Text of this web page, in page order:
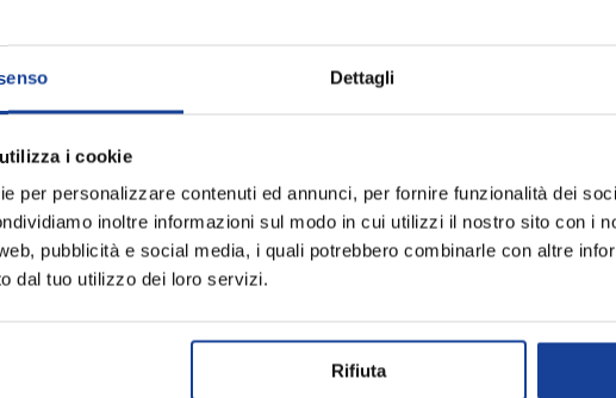
Dettagli
i cookie
per personalizzare contenuti ed annunci, per fornire funzionalità dei
inoltre informazioni sul modo in cui utilizzi il nostro sito con i
pubblicità e social media, i quali potrebbero combinarle con altre
dal tuo utilizzo dei loro servizi.
Rifiuta
Spedizione
è pensato per chi cerca un design
Un modello stiloso ma comodo dal
completa libertà.